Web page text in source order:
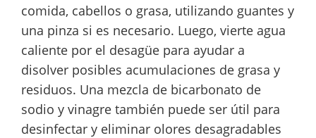
comida, cabellos o grasa, utilizando guantes y
una pinza si es necesario. Luego, vierte agua
caliente por el desagüe para ayudar a
disolver posibles acumulaciones de grasa y
residuos. Una mezcla de bicarbonato de
sodio y vinagre también puede ser útil para
desinfectar y eliminar olores desagradables